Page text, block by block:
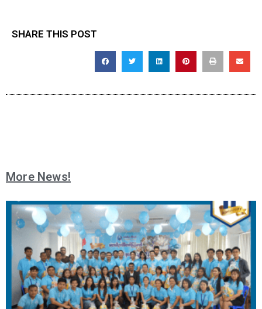
SHARE THIS POST
More News!